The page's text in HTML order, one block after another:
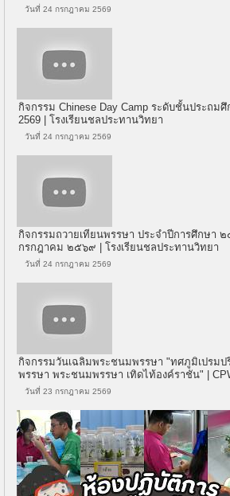
วันที่ 24 กรกฎาคม 2569
กิจกรรม Chinese Day Camp ระดับชั้นประถม
2569 | โรงเรียนชลประทานวิทยา
วันที่ 24 กรกฎาคม 2569
กิจกรรมถวายเทียนพรรษา ประจำปีการศึกษา
กรกฎาคม ๒๕๖๙ | โรงเรียนชลประทานวิทยา
วันที่ 24 กรกฎาคม 2569
กิจกรรมวันเฉลิมพระชนมพรรษา "ทศภูมิเปรม
พรรษา พระชนมพรรษา เทิดไท้องค์ราชัน" |
วันที่ 23 กรกฎาคม 2569